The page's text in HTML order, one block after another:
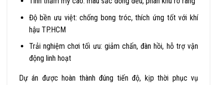
Độ bền ưu việt: chống bong tróc, thích ứng tốt với khí
hậu TP.HCM
Trải nghiệm chơi tối ưu: giảm chấn, đàn hồi, hỗ trợ vận
động linh hoạt
Dự án được hoàn thành đúng tiến độ, kịp thời phục vụ